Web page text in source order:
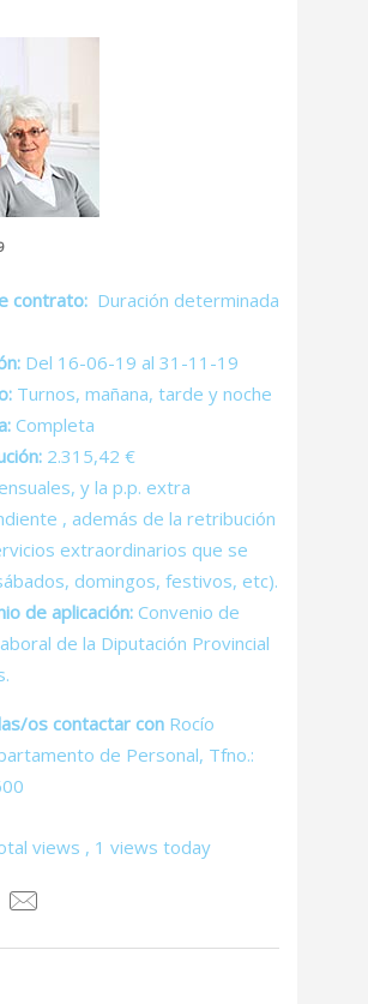
contrato: Duración determinada
Del 16-06-19 al 31-11-19
Turnos, mañana, tarde y noche
Completa
2.315,42 €
y la p.p. extra
, además de la retribución
extraordinarios que se
domingos, festivos, etc).
de aplicación: Convenio de
de la Diputación Provincial
os contactar con Rocío
de Personal, Tfno.:
views , 1 views today